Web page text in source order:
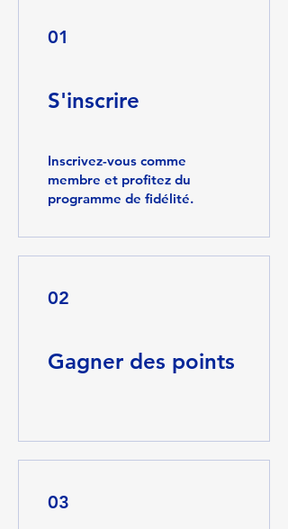
01
S'inscrire
Inscrivez-vous comme
membre et profitez du
programme de fidélité.
02
Gagner des points
03